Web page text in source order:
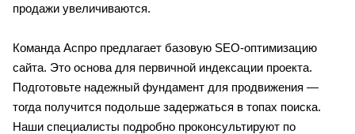
продажи увеличиваются.
Команда Аспро предлагает базовую SEO-оптимизацию
сайта. Это основа для первичной индексации проекта.
Подготовьте надежный фундамент для продвижения —
тогда получится подольше задержаться в топах поиска.
Наши специалисты подробно проконсультируют по